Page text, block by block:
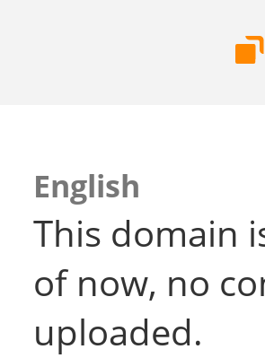
English
This domain
of now, no
uploaded.